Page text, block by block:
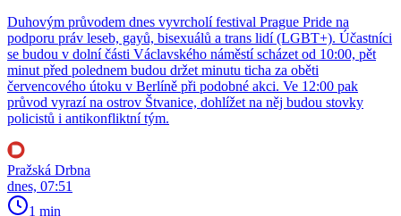
Duhovým průvodem dnes vyvrcholí festival Prague Pride na
podporu práv leseb, gayů, bisexuálů a trans lidí (LGBT+). Účastníci
se budou v dolní části Václavského náměstí scházet od 10:00, pět
minut před polednem budou držet minutu ticha za oběti
červencového útoku v Berlíně při podobné akci. Ve 12:00 pak
průvod vyrazí na ostrov Štvanice, dohlížet na něj budou stovky
policistů i antikonfliktní tým.
Pražská Drbna
dnes, 07:51
1 min